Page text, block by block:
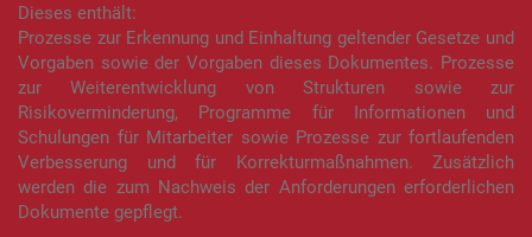
Dieses enthält:
Prozesse zur Erkennung und Einhaltung geltender Gesetze und
Vorgaben sowie der Vorgaben dieses Dokumentes. Prozesse
zur Weiterentwicklung von Strukturen sowie zur
Risikoverminderung, Programme für Informationen und
Schulungen für Mitarbeiter sowie Prozesse zur fortlaufenden
Verbesserung und für Korrekturmaßnahmen. Zusätzlich
werden die zum Nachweis der Anforderungen erforderlichen
Dokumente gepflegt.